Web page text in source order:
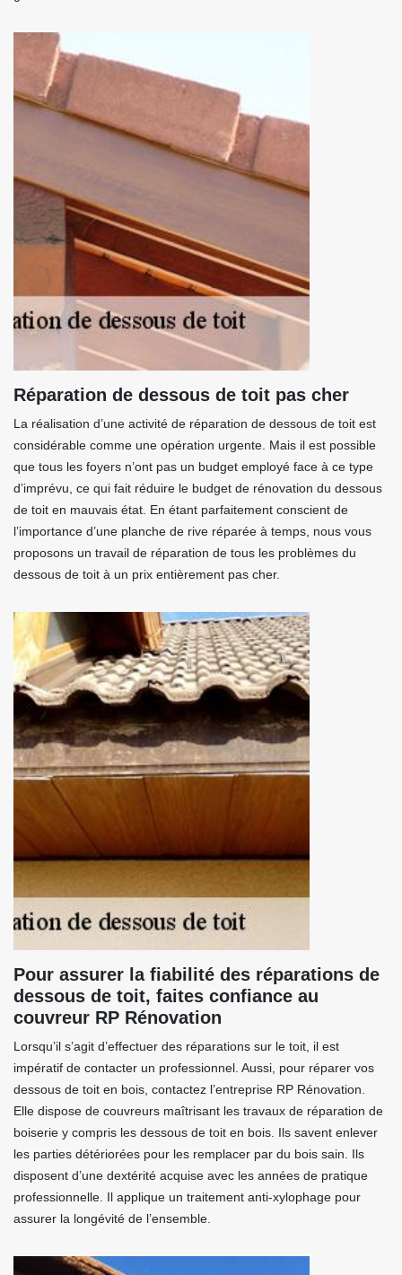
Réparation de dessous de toit pas cher
La réalisation d’une activité de réparation de dessous de toit est
considérable comme une opération urgente. Mais il est possible
que tous les foyers n’ont pas un budget employé face à ce type
d’imprévu, ce qui fait réduire le budget de rénovation du dessous
de toit en mauvais état. En étant parfaitement conscient de
l’importance d’une planche de rive réparée à temps, nous vous
proposons un travail de réparation de tous les problèmes du
dessous de toit à un prix entièrement pas cher.
Pour assurer la fiabilité des réparations de
dessous de toit, faites confiance au
couvreur RP Rénovation
Lorsqu’il s’agit d’effectuer des réparations sur le toit, il est
impératif de contacter un professionnel. Aussi, pour réparer vos
dessous de toit en bois, contactez l’entreprise RP Rénovation.
Elle dispose de couvreurs maîtrisant les travaux de réparation de
boiserie y compris les dessous de toit en bois. Ils savent enlever
les parties détériorées pour les remplacer par du bois sain. Ils
disposent d’une dextérité acquise avec les années de pratique
professionnelle. Il applique un traitement anti-xylophage pour
assurer la longévité de l’ensemble.